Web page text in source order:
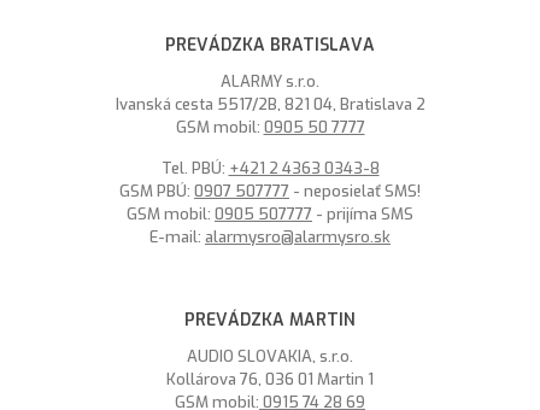
PREVÁDZKA BRATISLAVA
ALARMY s.r.o.
Ivanská cesta 5517/2B, 821 04, Bratislava 2
GSM mobil: 0905 50 7777
Tel. PBÚ: +421 2 4363 0343-8
GSM PBÚ: 0907 507777 - neposielať SMS!
GSM mobil: 0905 507777 - prijíma SMS
E-mail: alarmysro@alarmysro.sk
PREVÁDZKA MARTIN
AUDIO SLOVAKIA, s.r.o.
Kollárova 76, 036 01 Martin 1
GSM mobil: 0915 74 28 69